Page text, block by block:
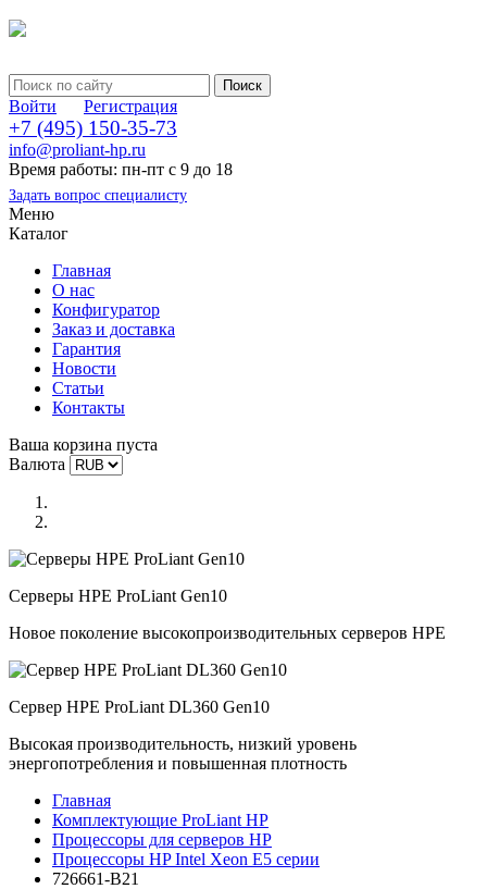
Войти Регистрация
+7 (495) 150-35-73
info@proliant-hp.ru
Время работы: пн-пт с 9 до 18
Задать вопрос специалисту
Меню
Каталог
Главная
О нас
Конфигуратор
Заказ и доставка
Гарантия
Новости
Статьи
Контакты
Ваша корзина пуста
Валюта
Серверы HPE ProLiant Gen10
Новое поколение высокопроизводительных серверов HPE
Сервер HPE ProLiant DL360 Gen10
Высокая производительность, низкий уровень
энергопотребления и повышенная плотность
Главная
Комплектующие ProLiant HP
Процессоры для серверов HP
Процессоры HP Intel Xeon E5 серии
726661-B21